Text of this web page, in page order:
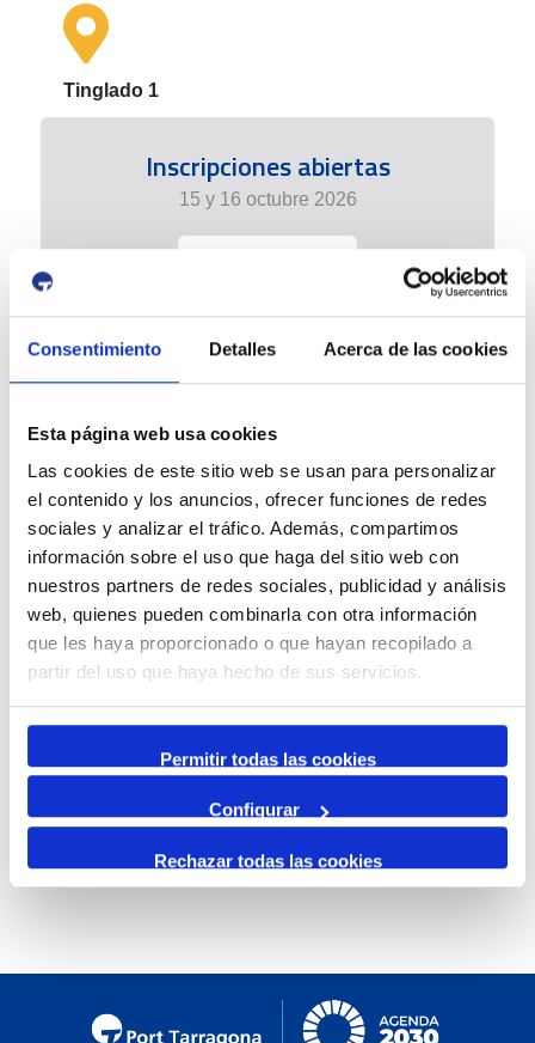
Consentimiento Detalles Acerca de las cookies
Esta página web usa cookies
Las cookies de este sitio web se usan para personalizar
el contenido y los anuncios, ofrecer funciones de redes
sociales y analizar el tráfico. Además, compartimos
información sobre el uso que haga del sitio web con
nuestros partners de redes sociales, publicidad y análisis
web, quienes pueden combinarla con otra información
que les haya proporcionado o que hayan recopilado a
partir del uso que haya hecho de sus servicios.
Permitir todas las cookies
Configurar
Rechazar todas las cookies
Tinglado 1
Inscripciones abiertas
15 y 16 octubre 2026
Mensual
Ir al mes específico
Día Anterior
Siguiente Día